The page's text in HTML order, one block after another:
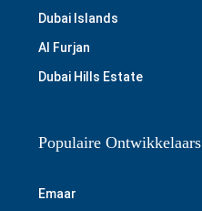
Dubai Islands
Al Furjan
Dubai Hills Estate
Populaire Ontwikkelaars
Emaar